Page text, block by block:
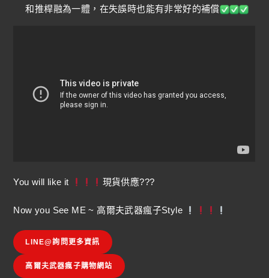
和推桿融為一體，在失誤時也能有非常好的補償
You will like it 現貨供應???
Now you See ME ~ 高爾夫武器瘋子Style
LINE@詢問更多資訊
高爾夫武器瘋子購物網站